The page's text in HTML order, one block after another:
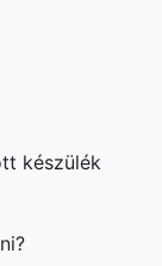
készülék